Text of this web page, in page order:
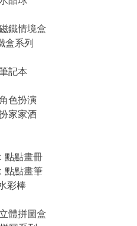
鐵情境盒
盒系列
記本
色扮演
家家酒
點畫冊
點畫筆
彩棒
體拼圖盒